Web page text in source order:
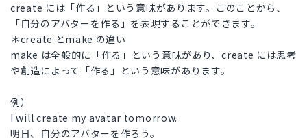
create には「作る」という意味があります。このことから、
「自分のアバターを作る」を表現することができます。
＊create とmake の違い
make は全般的に「作る」という意味があり、create には思考
や創造によって「作る」という意味があります。
例）
I will create my avatar tomorrow.
明日、自分のアバターを作ろう。